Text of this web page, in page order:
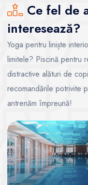
Ce fel de
interesează?
Yoga pentru liniște
limitele? Piscină pentru
distractive alături de
recomandările potrivite
antrenăm împreună!